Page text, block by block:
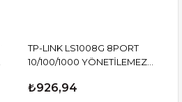
TP-LINK LS1008G 8PORT
10/100/1000 YÖNETİLEMEZ
₺926,94